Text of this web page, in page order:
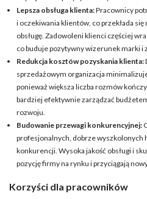
Lepsza obsługa klienta:Pracownicy
i oczekiwania klientów, co przekłada
obsługę. Zadowoleni klienci częściej
co buduje pozytywny wizerunek marki i
Redukcja kosztów pozyskania klienta:
sprzedażowym organizacja
ponieważ większa liczba rozmów
bardziej efektywnie zarządzać
rozwoju.
Budowanie przewagi konkurencyjnej:
profesjonalnych, dobrze wyszkolonych
konkurencji. Wysoka jakość obsługi i
pozycję firmy na rynku i przyciągają
Korzyści dla pracowników